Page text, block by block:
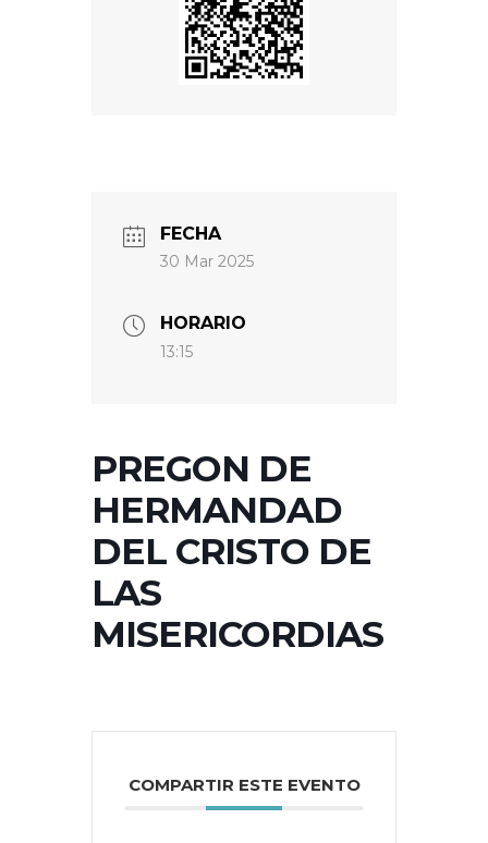
FECHA
30 Mar 2025
HORARIO
13:15
PREGON DE
HERMANDAD
DEL CRISTO DE
LAS
MISERICORDIAS
COMPARTIR ESTE EVENTO